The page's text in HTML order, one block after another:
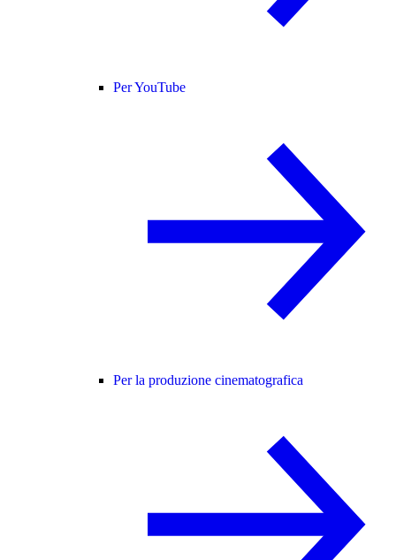
Per YouTube
Per la produzione cinematografica